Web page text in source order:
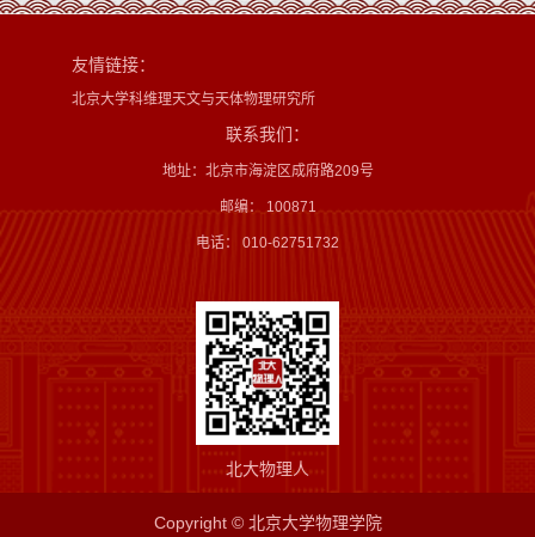
友情链接：
北京大学科维理天文与天体物理研究所
联系我们：
地址：北京市海淀区成府路209号
邮编： 100871
电话： 010-62751732
北大物理人
Copyright © 北京大学物理学院